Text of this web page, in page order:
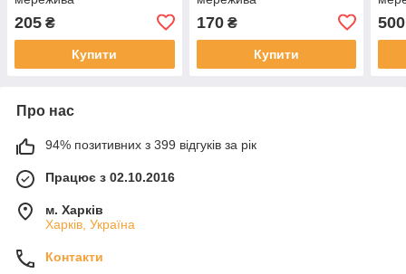
205 ₴
Купити
170₴
Купити
500
Про нас
94% позитивних з 399 відгуків за рік
Працює з 02.10.2016
м. Харків
Харків, Україна
Контакти